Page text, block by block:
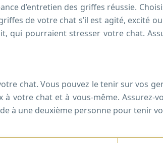
d’entretien des griffes réussie.
de votre chat s’il est agité, excité
qui pourraient stresser votre chat.
chat. Vous pouvez le tenir sur vos
votre chat et à vous-même.
à une deuxième personne pour tenir